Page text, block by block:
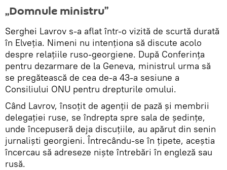
„Domnule ministru”
Serghei Lavrov s-a aflat într-o vizită de scurtă durată
în Elveția. Nimeni nu intenționa să discute acolo
despre relațiile ruso-georgiene. După Conferința
pentru dezarmare de la Geneva, ministrul urma să
se pregătească de cea de-a 43-a sesiune a
Consiliului ONU pentru drepturile omului.
Când Lavrov, însoțit de agenții de pază și membrii
delegației ruse, se îndrepta spre sala de ședințe,
unde începuseră deja discuțiile, au apărut din senin
jurnaliști georgieni. Întrecându-se în țipete, aceștia
încercau să adreseze niște întrebări în engleză sau
rusă.